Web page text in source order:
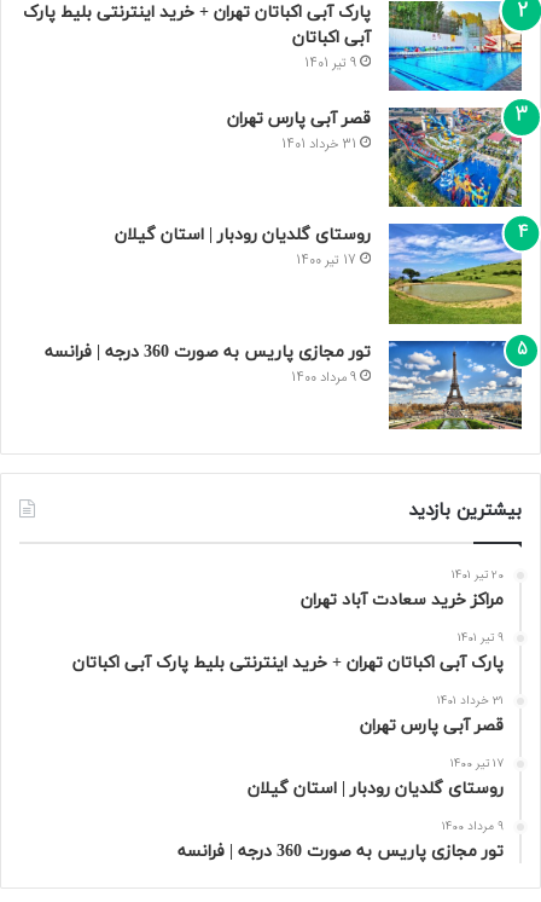
پارک آبی اکباتان تهران + خرید اینترنتی بلیط پارک
آبی اکباتان
9 تیر 1401
قصر آبی پارس تهران
31 خرداد 1401
روستای گلدیان رودبار | استان گیلان
17 تیر 1400
تور مجازی پاریس به صورت 360 درجه | فرانسه
9 مرداد 1400
بیشترین بازدید
20 تیر 1401
مراکز خرید سعادت‌ آباد تهران
9 تیر 1401
پارک آبی اکباتان تهران + خرید اینترنتی بلیط پارک آبی اکباتان
31 خرداد 1401
قصر آبی پارس تهران
17 تیر 1400
روستای گلدیان رودبار | استان گیلان
9 مرداد 1400
تور مجازی پاریس به صورت 360 درجه | فرانسه